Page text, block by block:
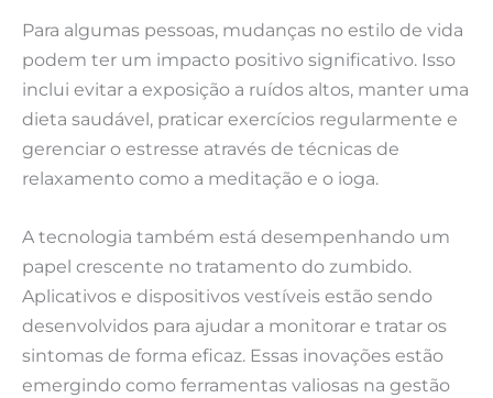
Para algumas pessoas, mudanças no estilo de vida
podem ter um impacto positivo significativo. Isso
inclui evitar a exposição a ruídos altos, manter uma
dieta saudável, praticar exercícios regularmente e
gerenciar o estresse através de técnicas de
relaxamento como a meditação e o ioga.
A tecnologia também está desempenhando um
papel crescente no tratamento do zumbido.
Aplicativos e dispositivos vestíveis estão sendo
desenvolvidos para ajudar a monitorar e tratar os
sintomas de forma eficaz. Essas inovações estão
emergindo como ferramentas valiosas na gestão